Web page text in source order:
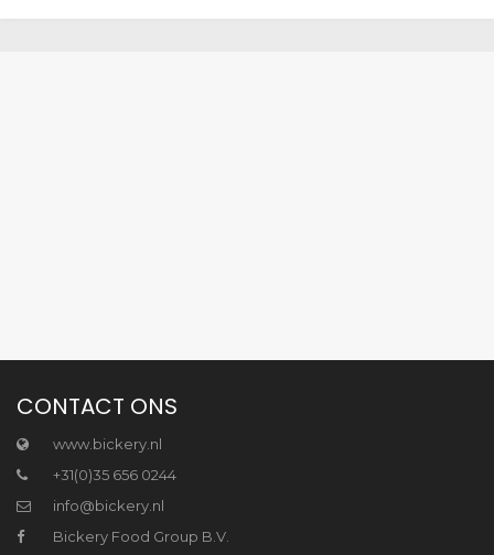
CONTACT ONS
www.bickery.nl
+31(0)35 656 0244
info@bickery.nl
Bickery Food Group B.V.